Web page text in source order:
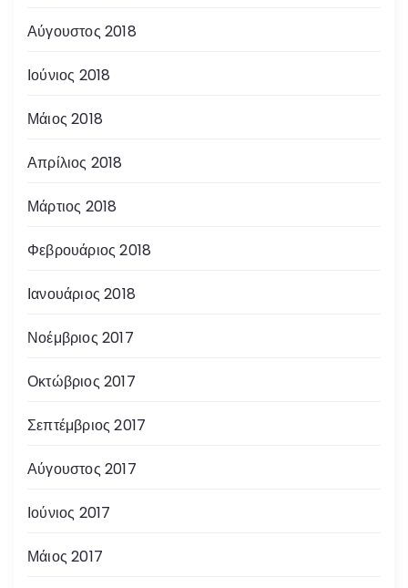
Αύγουστος 2018
Ιούνιος 2018
Μάιος 2018
Απρίλιος 2018
Μάρτιος 2018
Φεβρουάριος 2018
Ιανουάριος 2018
Νοέμβριος 2017
Οκτώβριος 2017
Σεπτέμβριος 2017
Αύγουστος 2017
Ιούνιος 2017
Μάιος 2017